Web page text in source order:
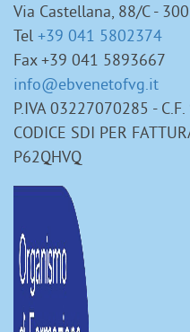
Via Castellana, 88/C -
Tel +39 041 5802374
Fax +39 041 5893667
info@ebvenetofvg.it
P.IVA 03227070285 -
CODICE SDI PER
P62QHVQ